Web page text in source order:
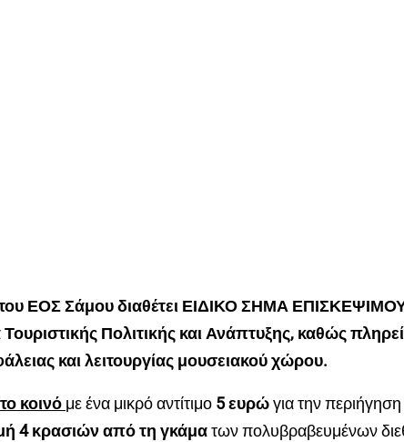
ΕΟΣ Σάμου διαθέτει ΕΙΔΙΚΟ ΣΗΜΑ
Πολιτικής και Ανάπτυξης, καθώς πληρεί
και λειτουργίας μουσειακού χώρου.
κοινό με ένα μικρό αντίτιμο 5 ευρώγια την
4 κρασιών από τη γκάματων πολυβραβευμένων